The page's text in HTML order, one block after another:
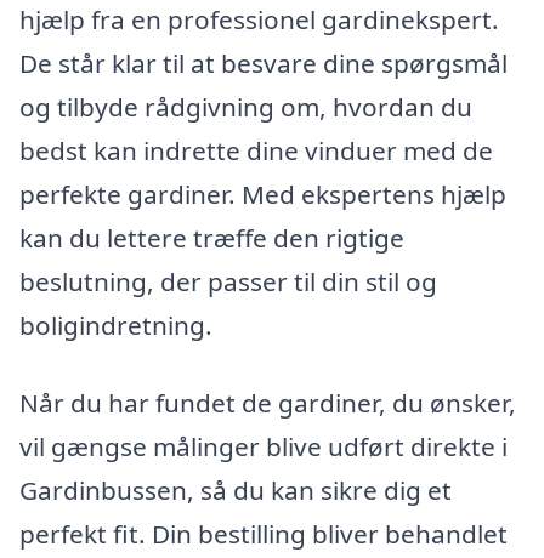
hjælp fra en professionel gardinekspert.
De står klar til at besvare dine spørgsmål
og tilbyde rådgivning om, hvordan du
bedst kan indrette dine vinduer med de
perfekte gardiner. Med ekspertens hjælp
kan du lettere træffe den rigtige
beslutning, der passer til din stil og
boligindretning.
Når du har fundet de gardiner, du ønsker,
vil gængse målinger blive udført direkte i
Gardinbussen, så du kan sikre dig et
perfekt fit. Din bestilling bliver behandlet